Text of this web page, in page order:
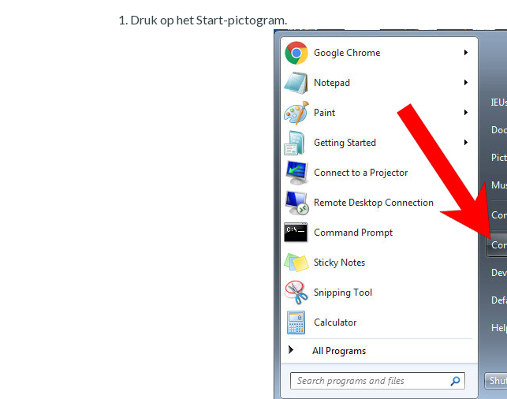
Druk op het Start-pictogram.